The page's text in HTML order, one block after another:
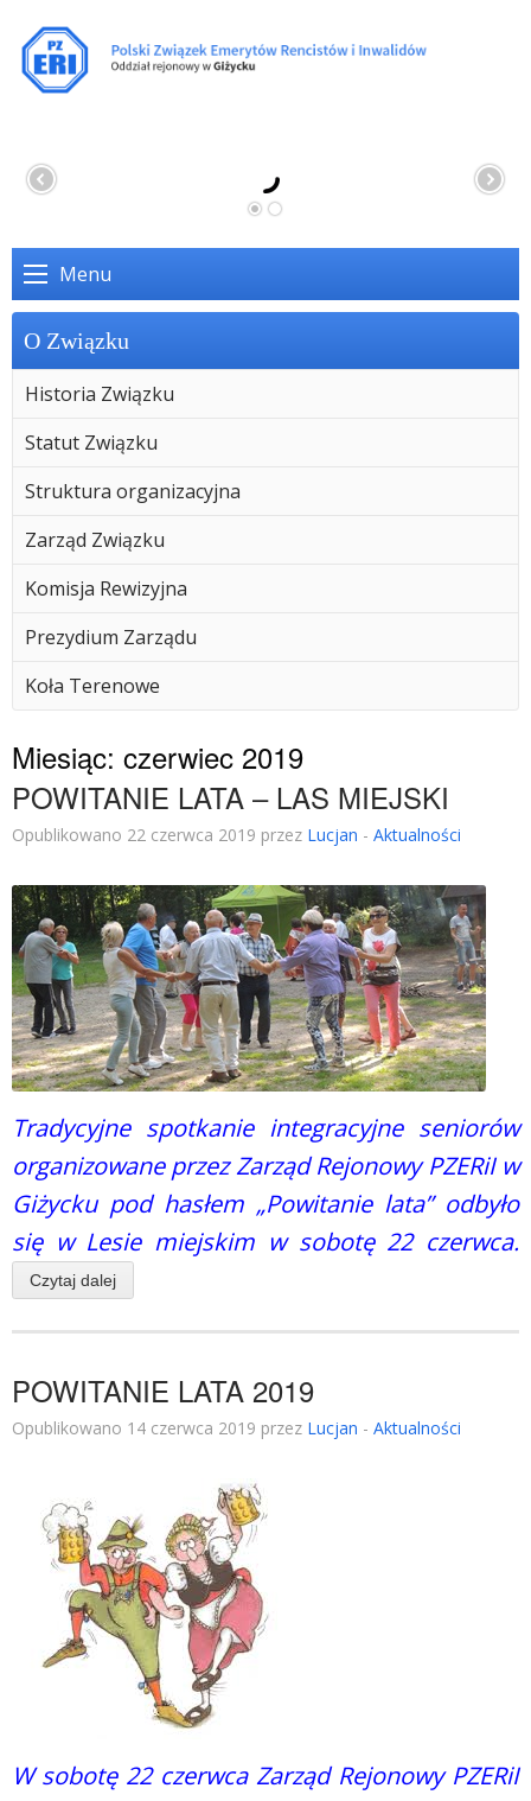
Menu
O Związku
Historia Związku
Statut Związku
Struktura organizacyjna
Zarząd Związku
Komisja Rewizyjna
Prezydium Zarządu
Koła Terenowe
Miesiąc: czerwiec 2019
POWITANIE LATA – LAS MIEJSKI
Opublikowano 22 czerwca 2019 przez Lucjan - Aktualności
Tradycyjne spotkanie integracyjne seniorów
organizowane przez Zarząd Rejonowy PZERiI w
Giżycku pod hasłem „Powitanie lata” odbyło
się w Lesie miejskim w sobotę 22 czerwca.
Czytaj dalej
POWITANIE LATA 2019
Opublikowano 14 czerwca 2019 przez Lucjan - Aktualności
W sobotę 22 czerwca Zarząd Rejonowy PZERiI